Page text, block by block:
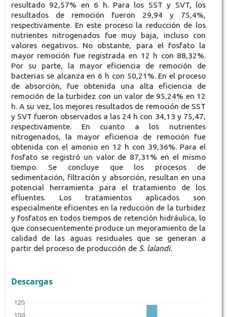
resultado 92,57% en 6 h. Para los SST y SVT, los
resultados de remoción fueron 29,94 y 75,4%,
respectivamente. En este proceso la reducción de los
nutrientes nitrogenados fue muy baja, incluso con
valores negativos. No obstante, para el fosfato la
mayor remoción fue registrada en 12 h con 88,32%.
Por su parte, la mayor eficiencia de remoción de
bacterias se alcanza en 6 h con 50,21%. En el proceso
de absorción, fue obtenida una alta eficiencia de
remoción de la turbidez con un valor de 95,24% en 12
h. A su vez, los mejores resultados de remoción de SST
y SVT fueron observados a las 24 h con 34,13 y 75,47,
respectivamente. En cuanto a los nutrientes
nitrogenados, la mayor eficiencia de remoción fue
obtenida con el amonio en 12 h con 39,36%. Para el
fosfato se registró un valor de 87,31% en el mismo
tiempo. Se concluye que los procesos de
sedimentación, filtración y absorción, resultan en una
potencial herramienta para el tratamiento de los
efluentes. Los tratamientos aplicados son
especialmente eficientes en la reducción de la turbidez
y fosfatos en todos tiempos de retención hidráulica, lo
que consecuentemente produce un mejoramiento de la
calidad de las aguas residuales que se generan a
partir del proceso de producción de S. lalandi.
Descargas